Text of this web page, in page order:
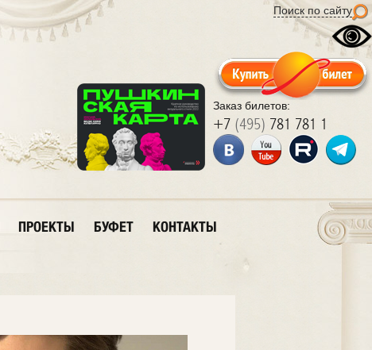
Поиск по сайту
Заказ билетов:
+7 (495) 781 781 1
ПРОЕКТЫ БУФЕТ КОНТАКТЫ